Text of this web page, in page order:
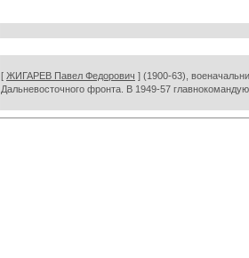
[ ЖИГАРЕВ Павел Федорович ] (1900-63),
Дальневосточного фронта. В 1949-57